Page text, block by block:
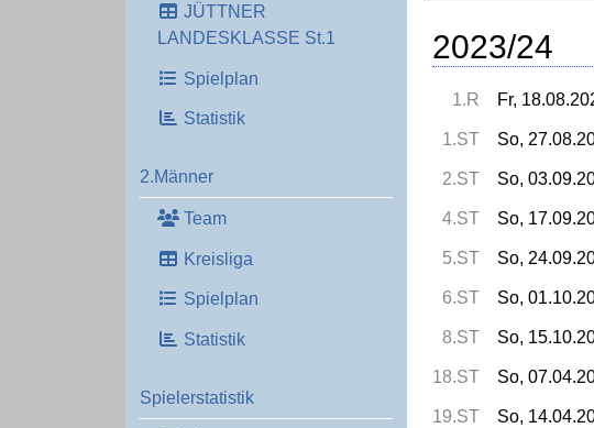
JÜTTNER
LANDESKLASSE St.1
Spielplan
Statistik
2.Männer
Team
Kreisliga
Spielplan
Statistik
Spielerstatistik
2023/24
1.R Fr,
1.ST So,
2.ST So,
4.ST So,
5.ST So,
6.ST So,
8.ST So,
18.ST So,
19.ST So,